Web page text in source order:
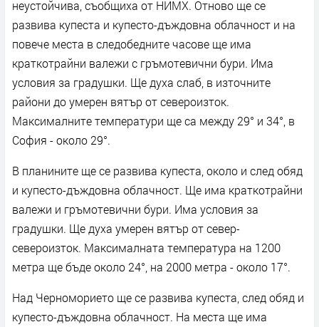
неустойчива, съобщиха от НИМХ. Отново ще се
развива купеста и купесто-дъждовна облачност и на
повече места в следобедните часове ще има
краткотрайни валежи с гръмотевични бури. Има
условия за градушки. Ще духа слаб, в източните
райони до умерен вятър от североизток.
Максималните температури ще са между 29° и 34°, в
София - около 29°.
В планините ще се развива купеста, около и след обяд
и купесто-дъждовна облачност. Ще има краткотрайни
валежи и гръмотевични бури. Има условия за
градушки. Ще духа умерен вятър от север-
североизток. Максималната температура на 1200
метра ще бъде около 24°, на 2000 метра - около 17°.
Над Черноморието ще се развива купеста, след обяд и
купесто-дъждовна облачност. На места ще има